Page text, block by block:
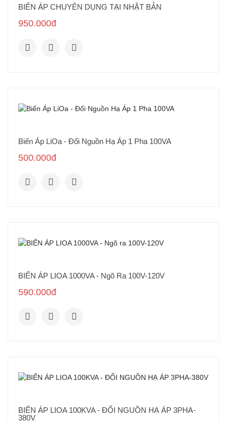
BIẾN ÁP CHUYÊN DỤNG TẠI NHẬT BẢN
950.000đ
Biến Áp LiOa - Đổi Nguồn Hạ Áp 1 Pha 100VA
500.000đ
BIẾN ÁP LIOA 1000VA - Ngõ Ra 100V-120V
590.000đ
BIẾN ÁP LIOA 100KVA - ĐỔI NGUỒN HẠ ÁP 3PHA-
380V